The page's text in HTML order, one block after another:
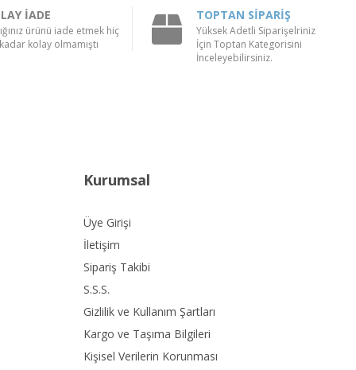
İADE
ürünü iade etmek hiç
kolay olmamıştı
TOPTAN SİPARİŞ
Yüksek Adetli Siparişelriniz
İçin Toptan Kategorisini
İnceleyebilirsiniz.
Kurumsal
Üye Girişi
İletişim
Sipariş Takibi
S.S.S.
Gizlilik ve Kullanım Şartları
Kargo ve Taşıma Bilgileri
Kişisel Verilerin Korunması